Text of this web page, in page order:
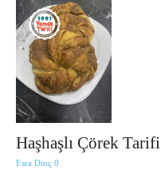
Haşhaşlı Çörek Tarifi
Esra Dinç 0